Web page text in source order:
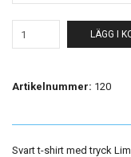
LÄGG I
Artikelnummer: 120
Svart t-shirt med tryck